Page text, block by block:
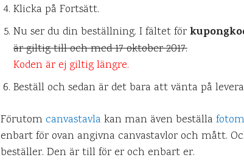
Klicka på Fortsätt.
Nu ser du din beställning. I fältet för
är giltig till och med 17 oktober 2017.
Koden är ej giltig längre.
Beställ och sedan är det bara att vänta på
Förutomcanvastavla kan man även beställa
enbart för ovan angivna canvastavlor och mått.
beställer. Den är till för er och enbart er.